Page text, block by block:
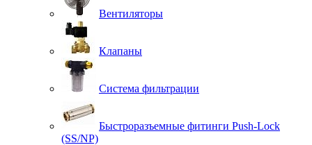
Вентиляторы
Клапаны
Система фильтрации
Быстроразъемные фитинги Push-Lock
(SS/NP)